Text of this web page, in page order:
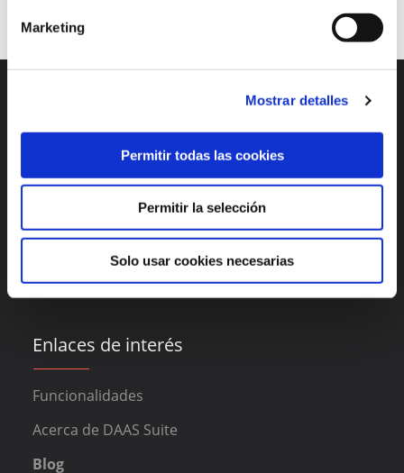
Marketing
Mostrar detalles
Permitir todas las cookies
Permitir la selección
Solo usar cookies necesarias
Madrid
Valencia
México
Lisboa
Bogotá
Enlaces de interés
Funcionalidades
Acerca de DAAS Suite
Blog